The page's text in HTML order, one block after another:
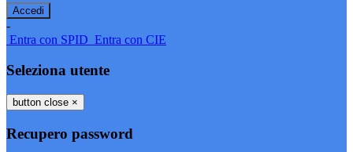
-
Entra con SPID Entra con CIE
Seleziona utente
button close ×
Recupero password